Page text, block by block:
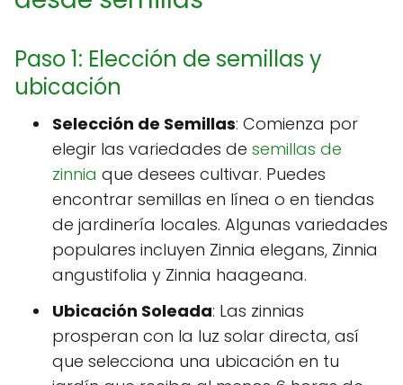
Paso 1: Elección de semillas y
ubicación
Selección de Semillas: Comienza por
elegir las variedades de semillas de
zinnia que desees cultivar. Puedes
encontrar semillas en línea o en tiendas
de jardinería locales. Algunas variedades
populares incluyen Zinnia elegans, Zinnia
angustifolia y Zinnia haageana.
Ubicación Soleada: Las zinnias
prosperan con la luz solar directa, así
que selecciona una ubicación en tu